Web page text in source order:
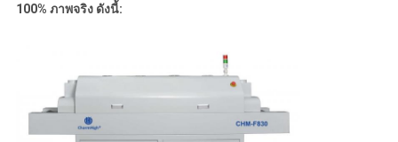
100% ภาพจริง ดังนี้: